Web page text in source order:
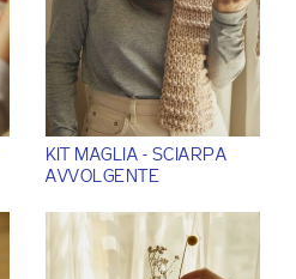
KIT MAGLIA - SCIARPA
AVVOLGENTE